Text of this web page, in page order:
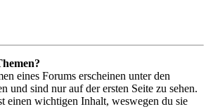
eines Forums erscheinen unter den
und sind nur auf der ersten Seite zu sehen.
einen wichtigen Inhalt, weswegen du sie